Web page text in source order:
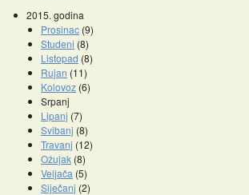
2015. godina
Prosinac (9)
Studeni (8)
Listopad (8)
Rujan (11)
Kolovoz (6)
Srpanj
Lipanj (7)
Svibanj (8)
Travanj (12)
Ožujak (8)
Veljača (5)
Siječanj (2)